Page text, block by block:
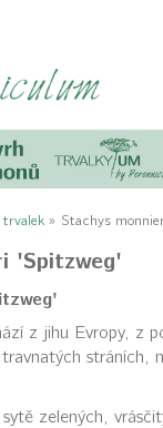
» Stachys
'Spitzweg'
z jihu Evropy, z
stráních,
zelených,